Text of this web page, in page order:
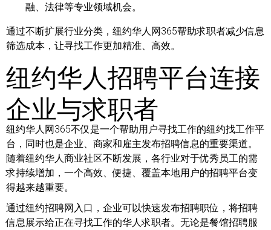
融、法律等专业领域机会。
通过不断扩展行业分类，纽约华人网365帮助求职者减少信息
筛选成本，让寻找工作更加精准、高效。
纽约华人招聘平台连接
企业与求职者
纽约华人网365不仅是一个帮助用户寻找工作的纽约找工作平
台，同时也是企业、商家和雇主发布招聘信息的重要渠道。
随着纽约华人商业社区不断发展，各行业对于优秀员工的需
求持续增加，一个高效、便捷、覆盖本地用户的招聘平台变
得越来越重要。
通过纽约招聘网入口，企业可以快速发布招聘职位，将招聘
信息展示给正在寻找工作的华人求职者。无论是餐馆招聘服